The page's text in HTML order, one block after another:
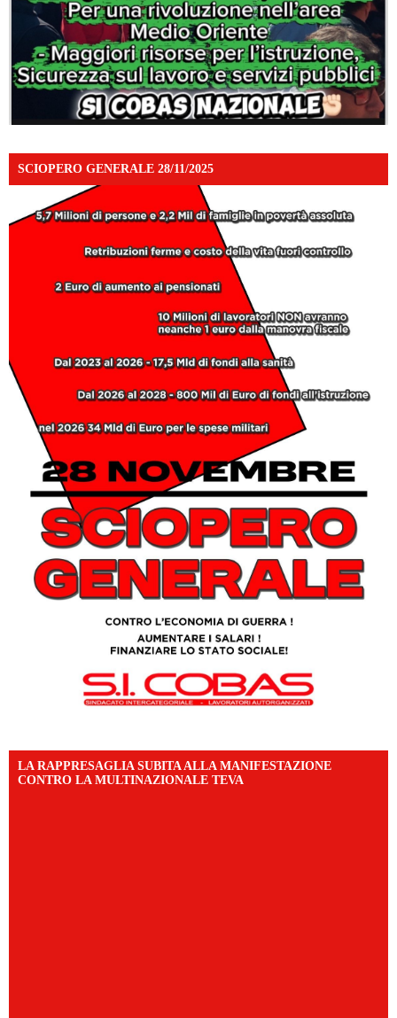
SCIOPERO GENERALE 28/11/2025
LA RAPPRESAGLIA SUBITA ALLA MANIFESTAZIONE
CONTRO LA MULTINAZIONALE TEVA